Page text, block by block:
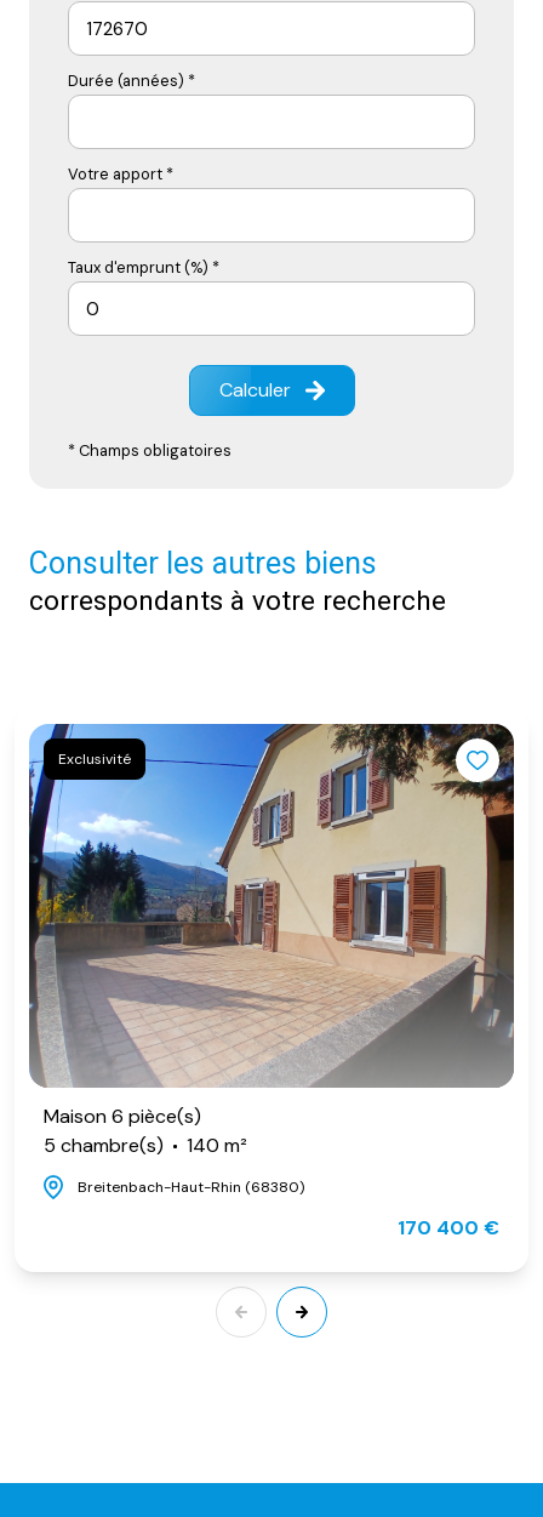
Durée (années) *
Votre apport *
Taux d'emprunt (%) *
Calculer
* Champs obligatoires
Consulter les autres biens
correspondants à votre recherche
Exclusivité
Maison 6 pièce(s)
5 chambre(s)
140 m²
Breitenbach-Haut-Rhin (68380)
170 400 €